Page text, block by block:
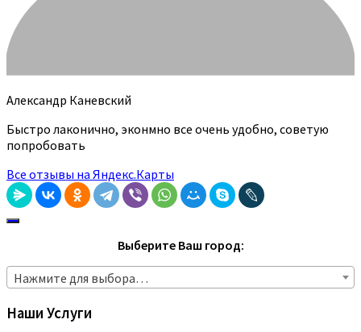
Александр Каневский
Быстро лаконично, эконмно все очень удобно, советую
попробовать
Все отзывы на Яндекс.Карты
Выберите Ваш город:
Нажмите для выбора…
Наши Услуги